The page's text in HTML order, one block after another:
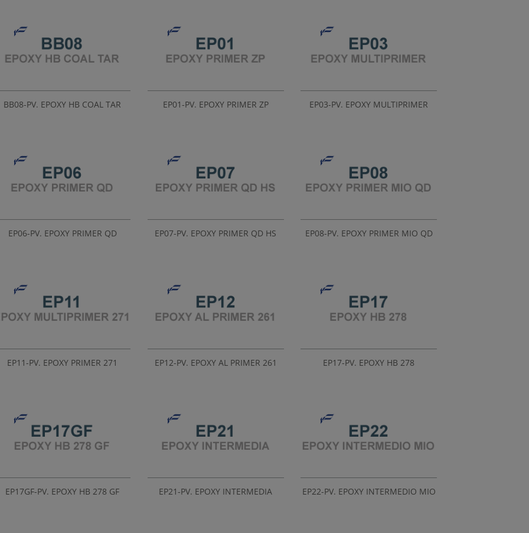
BB08-PV. EPOXY HB COAL TAR EP01-PV. EPOXY PRIMER ZP EP03-PV. EPOXY MULTIPRIMER
EP06-PV. EPOXY PRIMER QD EP07-PV. EPOXY PRIMER QD HS EP08-PV. EPOXY PRIMER MIO QD
EP11-PV. EPOXY PRIMER 271 EP12-PV. EPOXY AL PRIMER 261 EP17-PV. EPOXY HB 278
EP17GF-PV. EPOXY HB 278 GF EP21-PV. EPOXY INTERMEDIA EP22-PV. EPOXY INTERMEDIO MIO